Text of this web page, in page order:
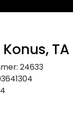
Konus, TA
24633